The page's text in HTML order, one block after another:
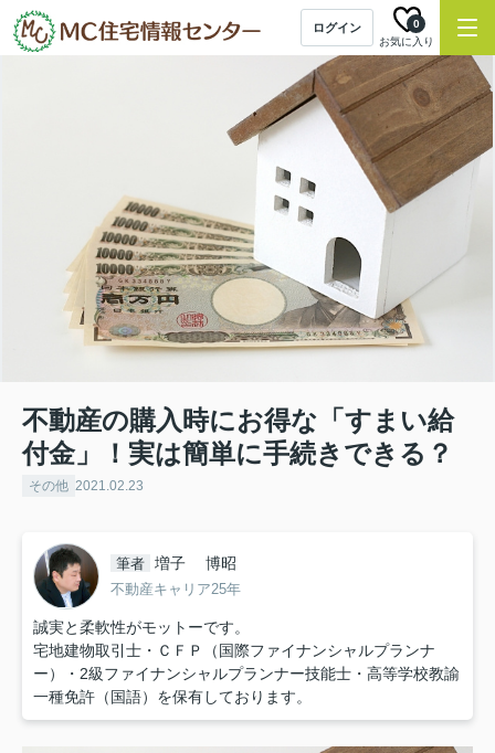
ログイン
お気に入り
0
不動産の購入時にお得な「すまい給
付金」！実は簡単に手続きできる？
その他 2021.02.23
筆者 増子 博昭
不動産キャリア25年
誠実と柔軟性がモットーです。
宅地建物取引士・ＣＦＰ（国際ファイナンシャルプランナ
ー）・2級ファイナンシャルプランナー技能士・高等学校教諭
一種免許（国語）を保有しております。